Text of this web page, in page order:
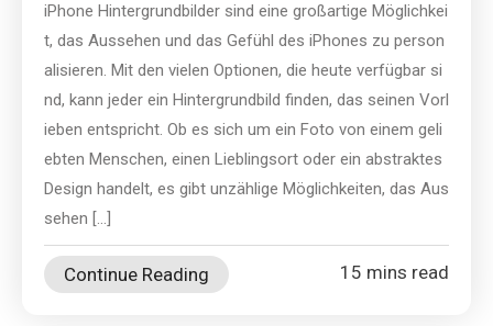
iPhone Hintergrundbilder sind eine großartige Möglichkei
t, das Aussehen und das Gefühl des iPhones zu person
alisieren. Mit den vielen Optionen, die heute verfügbar si
nd, kann jeder ein Hintergrundbild finden, das seinen Vorl
ieben entspricht. Ob es sich um ein Foto von einem geli
ebten Menschen, einen Lieblingsort oder ein abstraktes
Design handelt, es gibt unzählige Möglichkeiten, das Aus
sehen […]
Continue Reading 15 mins read